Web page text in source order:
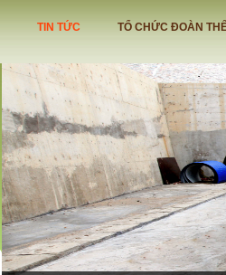
TIN TỨC TỔ CHỨC ĐOÀN